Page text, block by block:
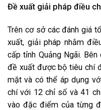
Đề xuất giải pháp điều
Trên cơ sở các đánh giá
xuất, giải pháp nhằm
cấp tỉnh Quảng Ngãi.
đề xuất được bộ tiêu chí
mặt và có thể áp dụng
chí với 12 chỉ số và 41
vào đặc điểm của từng